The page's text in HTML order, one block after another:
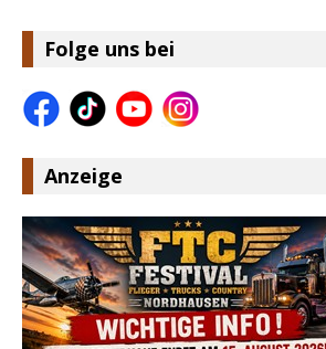
Folge uns bei
Anzeige